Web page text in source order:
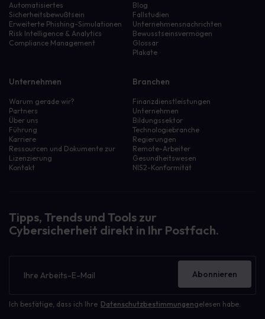
Automatisiertes
Sicherheitsbewußtsein
Erweiterte Phishing-Simulationen
Risk Intelligence & Analytics
Compliance Management
Blog
Fallstudien
Unternehmensnachrichten
Bewusstseinsvermögen
Glossar
Plakate
Unternehmen
Warum gerade wir?
Partners
Über uns
Führung
Karriere
Ressourcen und Dokumente zur
Lizenzierung
Kontakt
Branchen
Finanzdienstleistungen
Unternehmen
Bildungssektor
Technologiebranche
Regierungen
Remote-Arbeiter
Gesundheitswesen
NIS2-Konformität
Tipps, Trends und Tools zur
Cybersicherheit direkt in Ihr Postfach.
Ich bestätige, dass ich Ihre Datenschutzbestimmungengelesen habe.
Abonnieren